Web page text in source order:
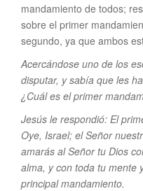
mandamiento de todos;
sobre el primer
segundo, ya que ambos
Acercándose uno de los
disputar, y sabía que les
¿Cuál es el primer
Jesús le respondió: El
Oye, Israel; el Señor
amarás al Señor tu Dios
alma, y con toda tu mente
principal mandamiento.